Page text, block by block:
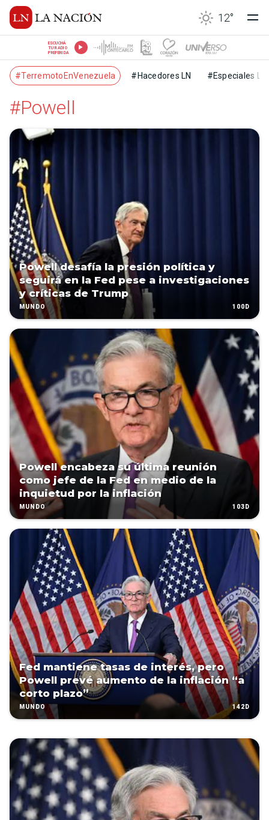
12°
ESCUCHÁ
TU RADIO
PREFERIDA
#TerremotoEnVenezuela #Hacedores LN #Especiales LN
#Powell
Powell desafía la presión política y
seguirá en la Fed pese a investigaciones
y críticas de Trump
MUNDO 100D
Powell encabeza su última reunión
como jefe de la Fed en medio de la
inquietud por la inflación
MUNDO 103D
Fed mantiene tasas de interés, pero
Powell prevé aumento de la inflación “a
corto plazo”
MUNDO 142D